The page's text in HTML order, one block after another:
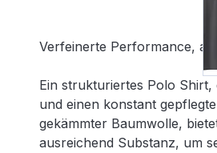
Verfeinerte Performance,
Ein strukturiertes Polo
und einen konstant
gekämmter Baumwolle,
ausreichend Substanz, um